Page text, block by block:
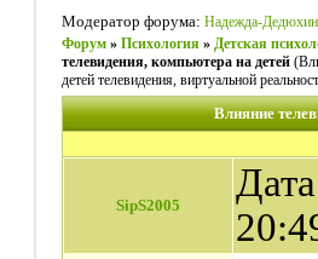
Модератор форума: Надежда-
Форум » Психология » Детская
телевидения, компьютера на детей
детей телевидения, виртуальной
Влияние
SipS2005